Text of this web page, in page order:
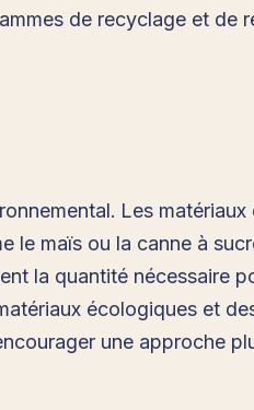
de recyclage et de
Les
maïs ou la canne à
la quantité nécessaire
écologiques et
une approche